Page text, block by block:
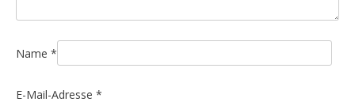
a
i
o
Name *
E-Mail-Adresse *